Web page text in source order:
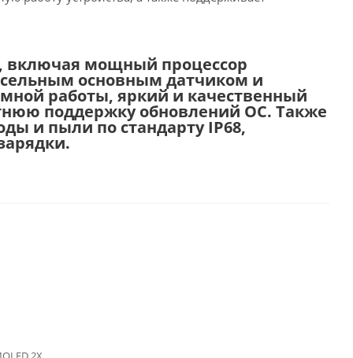
включая мощный процессор
основным датчиком и
работы, яркий и качественный
поддержку обновлений ОС. Также
и пыли по стандарту IP68,